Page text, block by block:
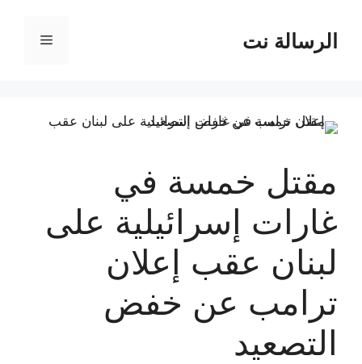
المحتوىالرسالة نت القائمة
مقتل خمسة في
غارات إسرائيلية على
لبنان عقب إعلان
ترامب عن خفض
التصعيد